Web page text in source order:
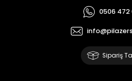
0506 472
Sipariş